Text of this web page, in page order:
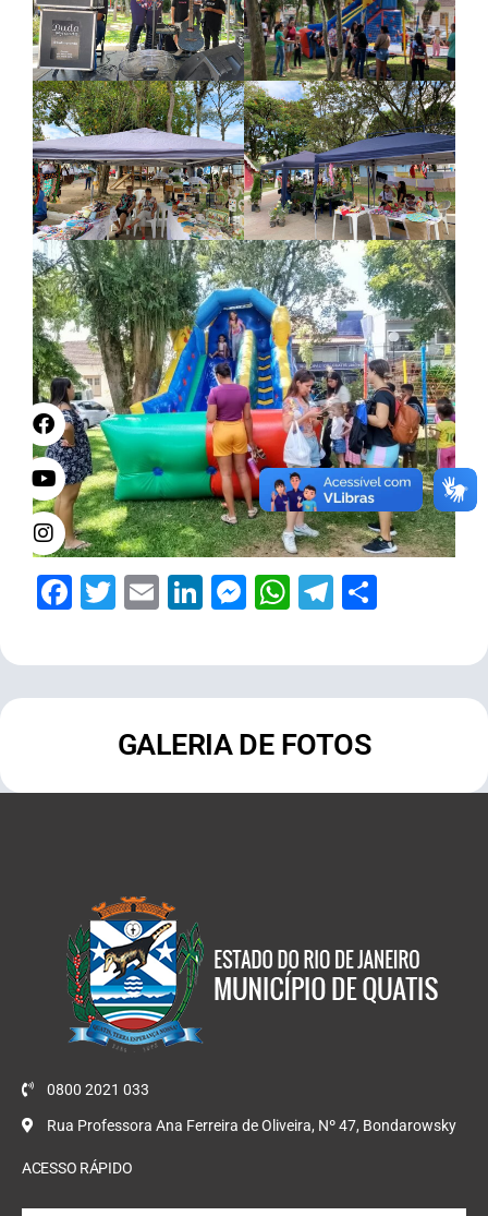
Facebook
Twitter
EmailLinkedIn
Messenger
WhatsApp
Telegram
GALERIA DE FOTOS
0800 2021 033
Rua Professora Ana Ferreira de Oliveira, Nº 47, Bondarowsky
ACESSO RÁPIDO